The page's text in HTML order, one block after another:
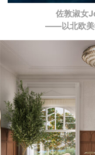
佐敦淑女
——以北欧美